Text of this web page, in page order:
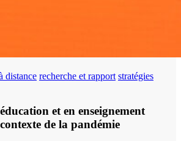
distance recherche et rapport stratégies
et en enseignement
de la pandémie